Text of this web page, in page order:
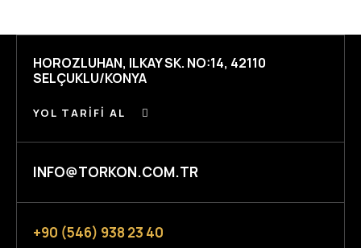
HOROZLUHAN, ILKAY SK. NO:14, 42110
SELÇUKLU/KONYA
YOL TARIFI AL
INFO@TORKON.COM.TR
+90 (546) 938 23 40